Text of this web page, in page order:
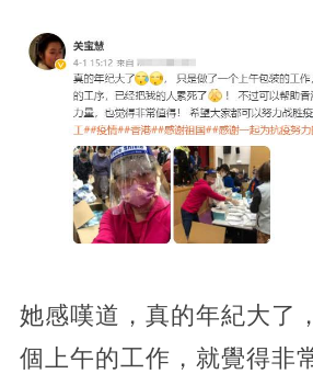
她感嘆道，真的年紀大了
個上午的工作，就覺得非